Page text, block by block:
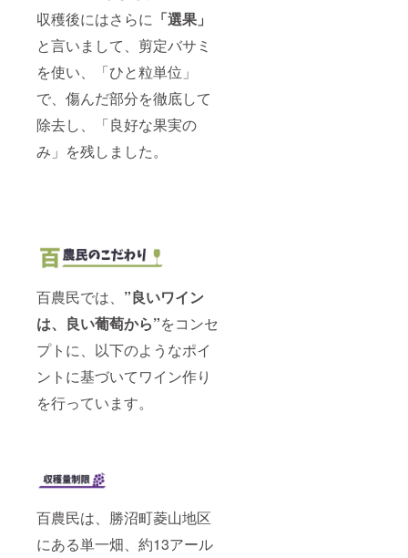
収穫後にはさらに 「選果」
と言いまして、剪定バサミ
を使い、「ひと粒単位」
で、傷んだ部分を徹底して
除去し、「良好な果実の
み」を残しました。
百農民では、 ”良いワイン
は、良い葡萄から”をコンセ
プトに、以下のようなポイ
ントに基づいてワイン作り
を行っています。
百農民は、勝沼町菱山地区
にある単一畑、約13アール